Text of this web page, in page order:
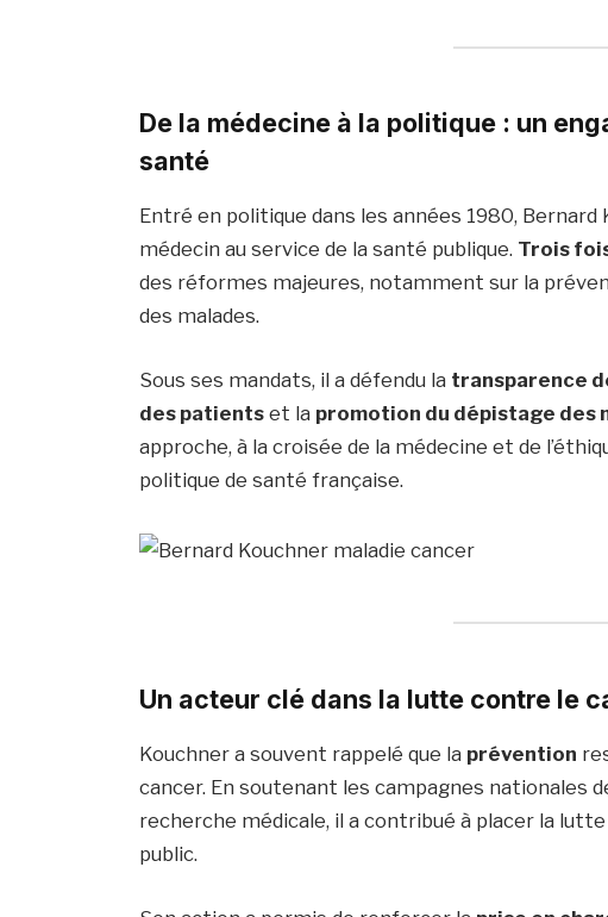
De la médecine à la politique : un
santé
Entré en politique dans les années 1980,
médecin au service de la santé publique. Trois
des réformes majeures, notamment sur la
des malades.
Sous ses mandats, il a défendu la transparence
des patients et la promotion du dépistage des
approche, à la croisée de la médecine et de
politique de santé française.
Un acteur clé dans la lutte contre le
Kouchner a souvent rappelé que la prévention
cancer. En soutenant les campagnes nationales
recherche médicale, il a contribué à placer la
public.